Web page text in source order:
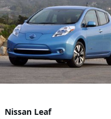
Nissan Leaf